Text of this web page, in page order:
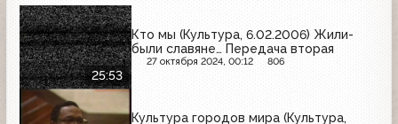
25:53
Кто мы (Культура, 6.02.2006) Жили-
были славяне… Передача вторая
27 октября 2024, 00:12 806
Культура городов мира (Культура,